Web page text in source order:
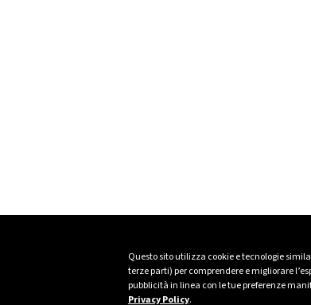
Questo sito utilizza cookie e tecnologie
terze parti) per comprendere e migliorare
pubblicità in linea con le tue preferenze
Privacy Policy.